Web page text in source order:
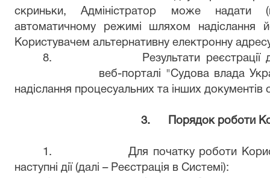
скриньки, Адміністратор може надати
автоматичному режимі шляхом надіслання
Користувачем альтернативну електронну
8.
Результати
веб-порталі "Судова влада
надіслання процесуальних та інших
3. Порядок роботи
1.
Для початку роботи
наступні дії (далі – Реєстрація в Системі):